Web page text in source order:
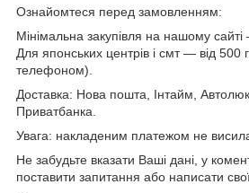
Ознайомтеся перед замовленням:
Мінімальна закупівля на нашому
Для японських центрів і смт — від 500
телефоном).
Доставка: Нова пошта, Інтайм,
Приватбанка.
Увага: накладеним платежом не
Не забудьте вказати Ваші дані, у
поставити запитання або написати